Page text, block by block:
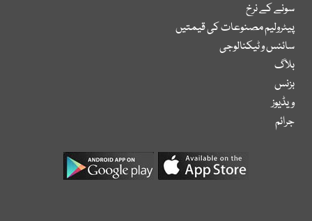
سونے کے نرخ
پیٹرولیم مصنوعات کی قیمتیں
سائنس و ٹیکنالوجی
بلاگ
بزنس
ویڈیوز
جرائم